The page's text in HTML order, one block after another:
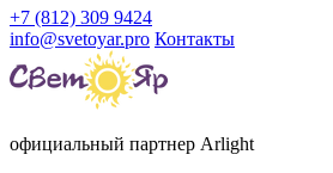
+7 (812) 309 9424
info@svetoyar.pro Контакты
официальный партнер Arlight